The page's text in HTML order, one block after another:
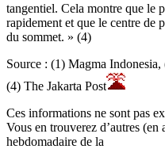
tangentiel. Cela montre que le
rapidement et que le centre de
du sommet. » (4)
Source : (1) Magma
(4) The Jakarta Post
Ces informations ne sont pas
Vous en trouverez d’autres
hebdomadaire de la